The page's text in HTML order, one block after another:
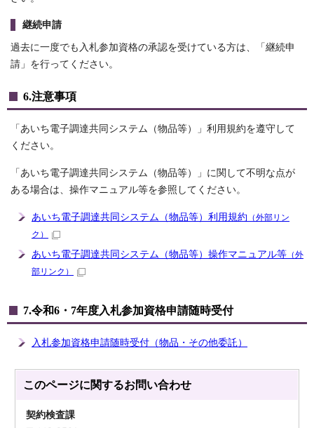
継続申請
過去に一度でも入札参加資格の承認を受けている方は、「継続申
請」を行ってください。
6.注意事項
「あいち電子調達共同システム（物品等）」利用規約を遵守して
ください。
「あいち電子調達共同システム（物品等）」に関して不明な点が
ある場合は、操作マニュアル等を参照してください。
あいち電子調達共同システム（物品等）利用規約 （外部リン
ク）
あいち電子調達共同システム（物品等）操作マニュアル等 （外
部リンク）
7.令和6・7年度入札参加資格申請随時受付
入札参加資格申請随時受付（物品・その他委託）
このページに関するお問い合わせ
契約検査課